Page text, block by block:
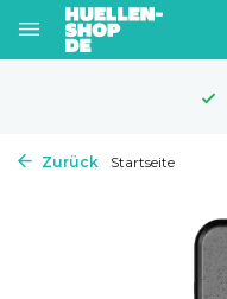
Zurück Startseite